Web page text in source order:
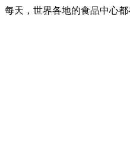
每天，世界各地的食品中心